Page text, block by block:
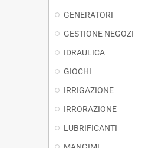
GENERATORI
GESTIONE NEGOZI
IDRAULICA
GIOCHI
IRRIGAZIONE
IRRORAZIONE
LUBRIFICANTI